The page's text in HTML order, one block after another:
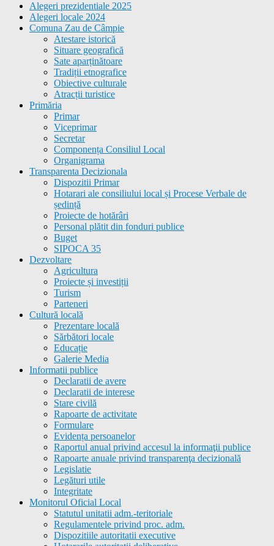
Alegeri prezidentiale 2025
Alegeri locale 2024
Comuna Zau de Câmpie
Atestare istorică
Situare geografică
Sate aparținătoare
Tradiții etnografice
Obiective culturale
Atracții turistice
Primăria
Primar
Viceprimar
Secretar
Componența Consiliul Local
Organigrama
Transparenta Decizionala
Dispozitii Primar
Hotarari ale consiliului local și Procese Verbale de
ședință
Proiecte de hotărâri
Personal plătit din fonduri publice
Buget
SIPOCA 35
Dezvoltare
Agricultura
Proiecte și investiții
Turism
Parteneri
Cultură locală
Prezentare locală
Sărbători locale
Educație
Galerie Media
Informatii publice
Declaratii de avere
Declaratii de interese
Stare civilă
Rapoarte de activitate
Formulare
Evidența persoanelor
Raportul anual privind accesul la informaţii publice
Rapoarte anuale privind transparenţa decizională
Legislatie
Legături utile
Integritate
Monitorul Oficial Local
Statutul unitatii adm.-teritoriale
Regulamentele privind proc. adm.
Dispozitiile autoritatii executive